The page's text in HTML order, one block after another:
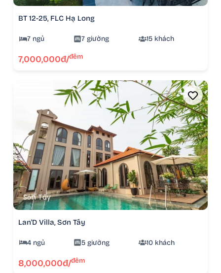
BT 12-25, FLC Hạ Long
7 ngủ 7 giường 15 khách
7,000,000đ/đêm
Sơn Tây
Lan'D Villa, Sơn Tây
4 ngủ 5 giường 10 khách
8,000,000đ/đêm